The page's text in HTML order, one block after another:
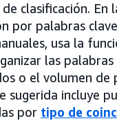
clasificación. En
por palabras
usa la
las palabras
o el volumen de
sugerida incluye
por tipo de